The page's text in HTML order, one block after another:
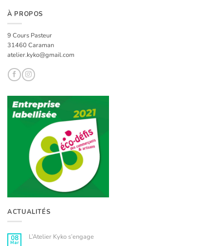
À PROPOS
9 Cours Pasteur
31460 Caraman
atelier.kyko@gmail.com
ACTUALITÉS
08
Mar
L’Atelier Kyko s’engage